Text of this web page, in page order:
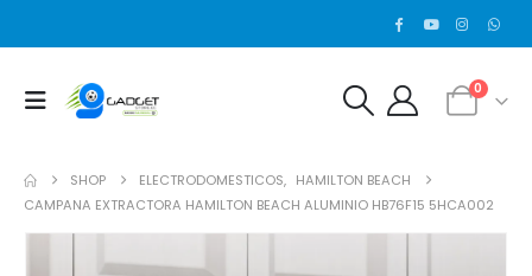
0
SHOP ELECTRODOMESTICOS, HAMILTON BEACH
CAMPANA EXTRACTORA HAMILTON BEACH ALUMINIO HB76F15 5HCA002